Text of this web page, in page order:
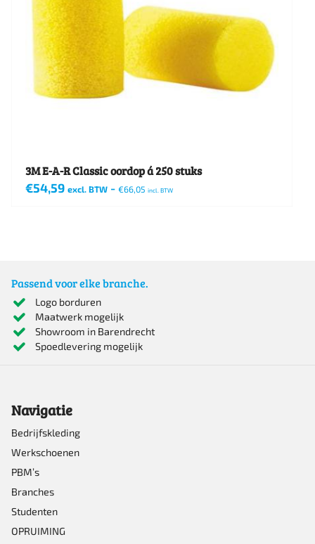
3M E-A-R Classic oordop á 250 stuks
€54,59 excl. BTW - €66,05 incl. BTW
Passend voor elke branche.
Logo borduren
Maatwerk mogelijk
Showroom in Barendrecht
Spoedlevering mogelijk
Navigatie
Bedrijfskleding
Werkschoenen
PBM’s
Branches
Studenten
OPRUIMING